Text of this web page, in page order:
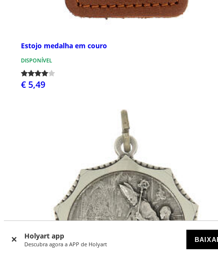
Holyart app
Descubra agora a APP de Holyart
Estojo medalha em couro
DISPONÍVEL
€ 5,49